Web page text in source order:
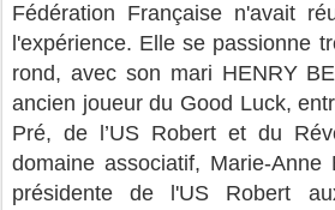
Fédération Française n'avait
l'expérience. Elle se passionne
rond, avec son mari HENRY
ancien joueur du Good Luck,
Pré, de l’US Robert et du
domaine associatif, Marie-
présidente de l'US Robert